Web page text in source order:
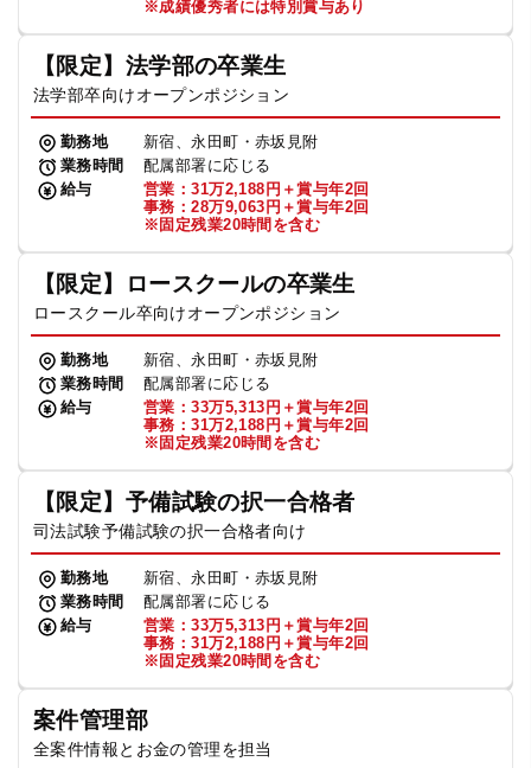
※成績優秀者には特別賞与あり
【限定】法学部の卒業生
法学部卒向けオープンポジション
勤務地
新宿、永田町・赤坂見附
業務時間
配属部署に応じる
給与
営業：31万2,188円＋賞与年2回
事務：28万9,063円＋賞与年2回
※固定残業20時間を含む
【限定】ロースクールの卒業生
ロースクール卒向けオープンポジション
勤務地
新宿、永田町・赤坂見附
業務時間
配属部署に応じる
給与
営業：33万5,313円＋賞与年2回
事務：31万2,188円＋賞与年2回
※固定残業20時間を含む
【限定】予備試験の択一合格者
司法試験予備試験の択一合格者向け
勤務地
新宿、永田町・赤坂見附
業務時間
配属部署に応じる
給与
営業：33万5,313円＋賞与年2回
事務：31万2,188円＋賞与年2回
※固定残業20時間を含む
案件管理部
全案件情報とお金の管理を担当